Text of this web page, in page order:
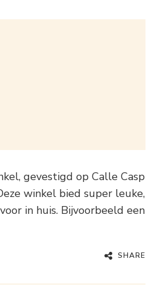
gevestigd op Calle Casp
winkel bied super leuke,
in huis. Bijvoorbeeld een
SHARE